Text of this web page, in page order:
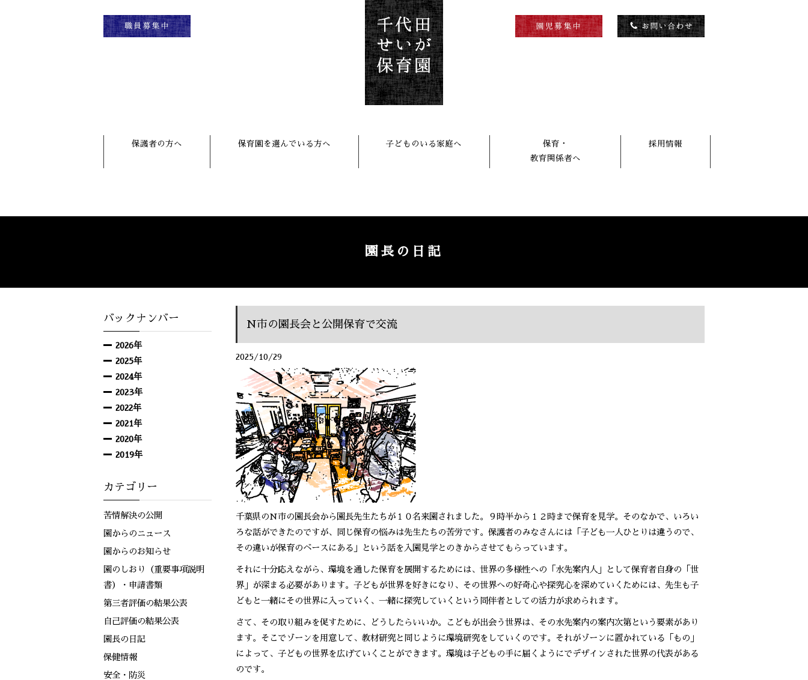
保護者の方へ 保育園を選んでいる方へ 子どものいる家庭へ
保育・
教育関係者へ
採用情報
園長の日記
N市の園長会と公開保育で交流
2025/10/29
千葉県のN市の園長会から園長先生たちが１０名来園されました。９時半から１２時まで保育を見学。そのなかで、いろい
ろな話ができたのですが、同じ保育の悩みは先生たちの苦労です。保護者のみなさんには「子ども一人ひとりは違うので、
その違いが保育のベースにある」という話を入園見学とのきからさせてもらっています。
それに十分応えながら、環境を通した保育を展開するためには、世界の多様性への「水先案内人」として保育者自身の「世
界」が深まる必要があります。子どもが世界を好きになり、その世界への好奇心や探究心を深めていくためには、先生も子
どもと一緒にその世界に入っていく、一緒に探究していくという同伴者としての活力が求められます。
さて、その取り組みを促すために、どうしたらいいか。こどもが出会う世界は、その水先案内の案内次第という要素があり
ます。そこでゾーンを用意して、教材研究と同じように環境研究をしていくのです。それがゾーンに置かれている「もの」
によって、子どもの世界を広げていくことができます。環境は子どもの手に届くようにでデザインされた世界の代表がある
のです。
バックナンバー
2026年
2025年
2024年
2023年
2022年
2021年
2020年
2019年
カテゴリー
苦情解決の公開
園からのニュース
園からのお知らせ
園のしおり（重要事項説明
書）・申請書類
第三者評価の結果公表
自己評価の結果公表
園長の日記
保健情報
安全・防災